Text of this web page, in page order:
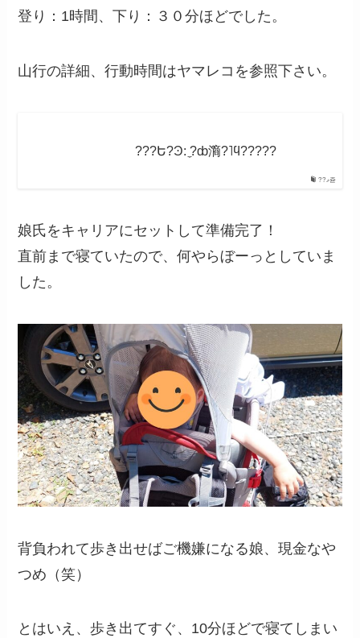
登り：1時間、下り：３０分ほどでした。
山行の詳細、行動時間はヤマレコを参照下さい。
??ޥ쥳
???Ե?Ͽ: ̼?ȸް滳?˥ϥ?????
娘氏をキャリアにセットして準備完了！
直前まで寝ていたので、何やらぼーっとしていま
した。
背負われて歩き出せばご機嫌になる娘、現金なや
つめ（笑）
とはいえ、歩き出てすぐ、10分ほどで寝てしまい